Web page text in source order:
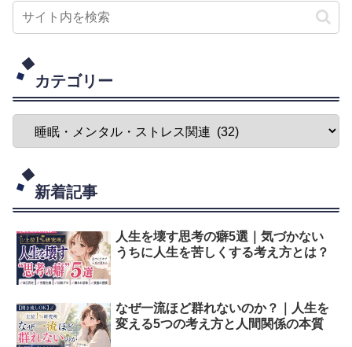
カテゴリー
新着記事
人生を壊す思考の癖5選｜気づかない
うちに人生を苦しくする考え方とは？
なぜ一流ほど群れないのか？｜人生を
変える5つの考え方と人間関係の本質